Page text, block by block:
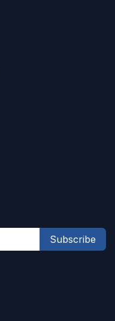
Subscribe